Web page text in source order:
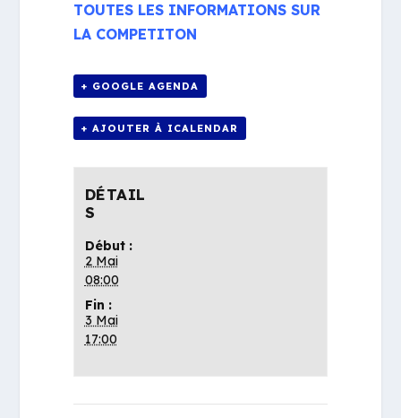
TOUTES LES INFORMATIONS SUR
LA COMPETITON
+ GOOGLE AGENDA
+ AJOUTER À ICALENDAR
DÉTAIL
S
Début :
2 Mai
08:00
Fin :
3 Mai
17:00